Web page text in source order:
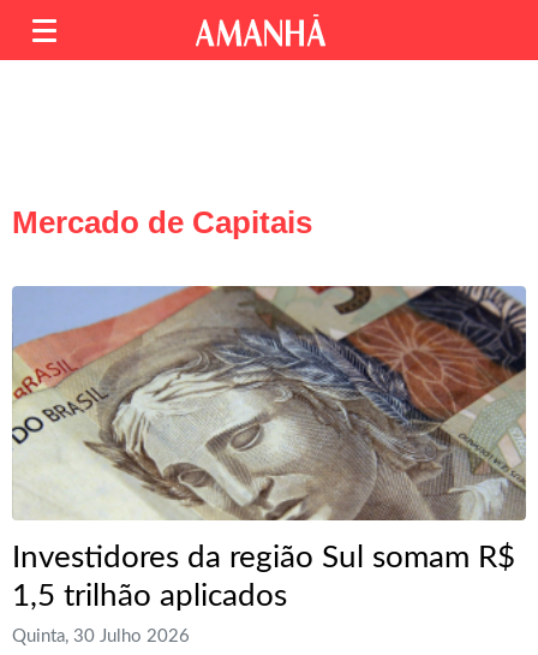
Mercado de Capitais
Investidores da região Sul somam R$
1,5 trilhão aplicados
Quinta, 30 Julho 2026